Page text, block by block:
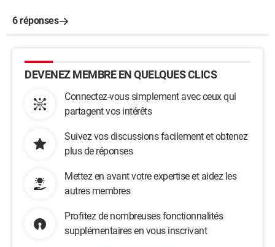
6 réponses
DEVENEZ MEMBRE EN QUELQUES CLICS
Connectez-vous simplement avec ceux qui
partagent vos intérêts
Suivez vos discussions facilement et obtenez
plus de réponses
Mettez en avant votre expertise et aidez les
autres membres
Profitez de nombreuses fonctionnalités
supplémentaires en vous inscrivant